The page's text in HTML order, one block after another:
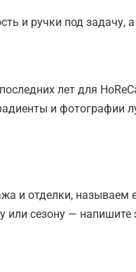
и ручки под задачу, а
лет для
и фотографии
и отделки, называем
сезону — напишите